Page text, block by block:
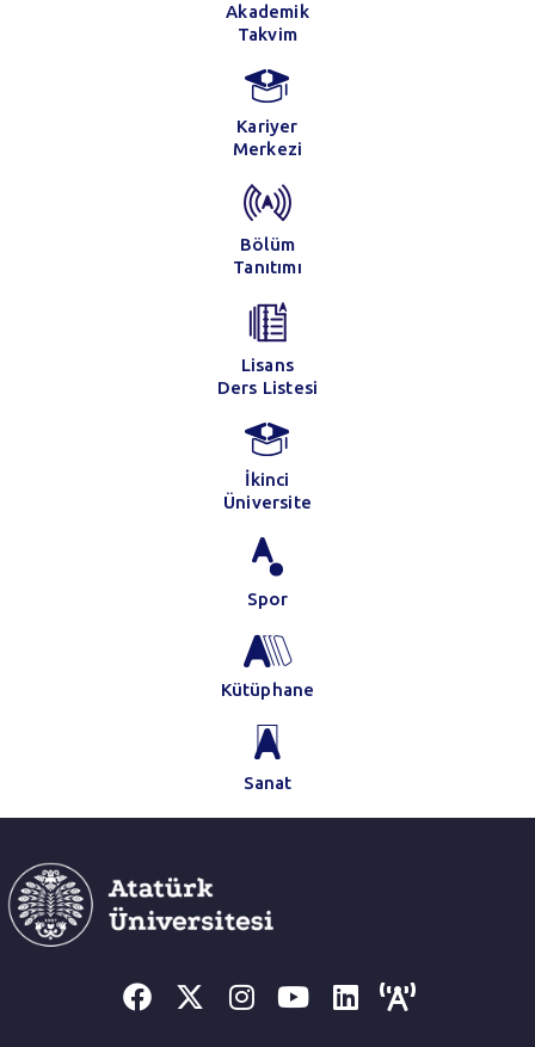
Akademik
Takvim
Kariyer
Merkezi
Bölüm
Tanıtımı
Lisans
Ders Listesi
İkinci
Üniversite
Spor
Kütüphane
Sanat